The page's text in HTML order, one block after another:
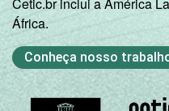
sem os grupos
referentes aos
2
A categoria "O
sociais e
África.
Conheça nosso